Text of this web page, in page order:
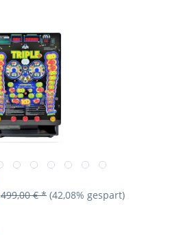
499,00 € * (42,08% gespart)